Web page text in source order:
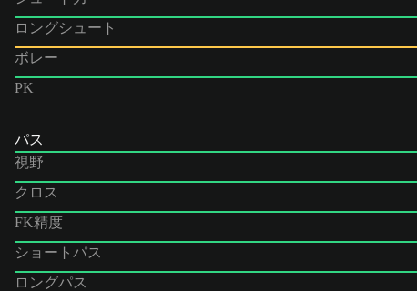
ロングシュート
ボレー
PK
パス
視野
クロス
FK精度
ショートパス
ロングパス